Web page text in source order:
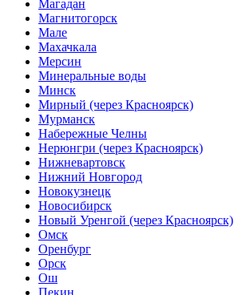
Магадан
Магнитогорск
Мале
Махачкала
Мерсин
Минеральные воды
Минск
Мирный (через Красноярск)
Мурманск
Набережные Челны
Нерюнгри (через Красноярск)
Нижневартовск
Нижний Новгород
Новокузнецк
Новосибирск
Новый Уренгой (через Красноярск)
Омск
Оренбург
Орск
Ош